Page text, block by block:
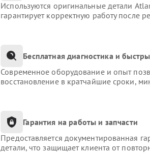
Используются оригинальные детали
гарантирует корректную работу после
Бесплатная диагностика и
Современное оборудование и опыт
восстановление в кратчайшие сроки,
Гарантия на работы и запчасти
Предоставляется документированная
детали, что защищает клиента от